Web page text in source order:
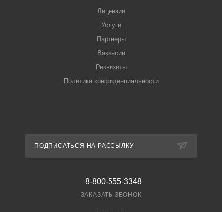
Лицензии
Услуги
Партнеры
Вакансии
Реквизиты
Политика конфиденциальности
ПОДПИСАТЬСЯ НА РАССЫЛКУ
8-800-555-3348
ЗАКАЗАТЬ ЗВОНОК